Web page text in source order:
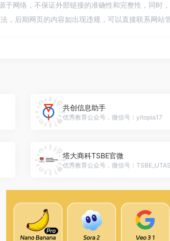
于网络，不保证外部链接的准确性和完整性，同
，后期网页的内容如出现违规，可以直接联系网站
共创信息助手
优秀教育公众号，微信号：yitopia17
塔大商科TSBE官微
优秀教育公众号，微信号：TSBE_UTAS